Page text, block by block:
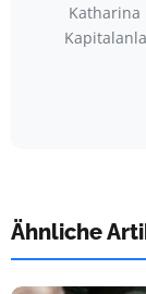
Katharina
Ähnliche